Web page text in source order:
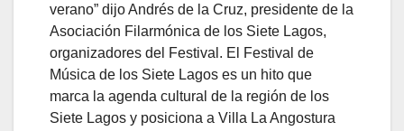
verano” dijo Andrés de la Cruz, presidente de la
Asociación Filarmónica de los Siete Lagos,
organizadores del Festival. El Festival de
Música de los Siete Lagos es un hito que
marca la agenda cultural de la región de los
Siete Lagos y posiciona a Villa La Angostura